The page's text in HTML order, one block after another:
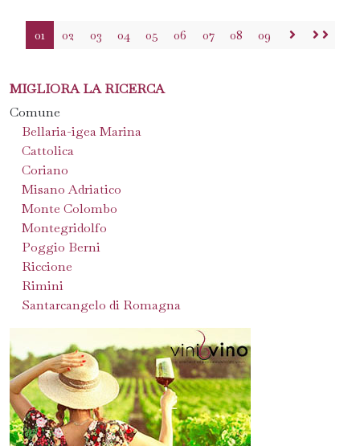
01 02 03 04 05 06 07 08 09
MIGLIORA LA RICERCA
Comune
Bellaria-igea Marina
Cattolica
Coriano
Misano Adriatico
Monte Colombo
Montegridolfo
Poggio Berni
Riccione
Rimini
Santarcangelo di Romagna